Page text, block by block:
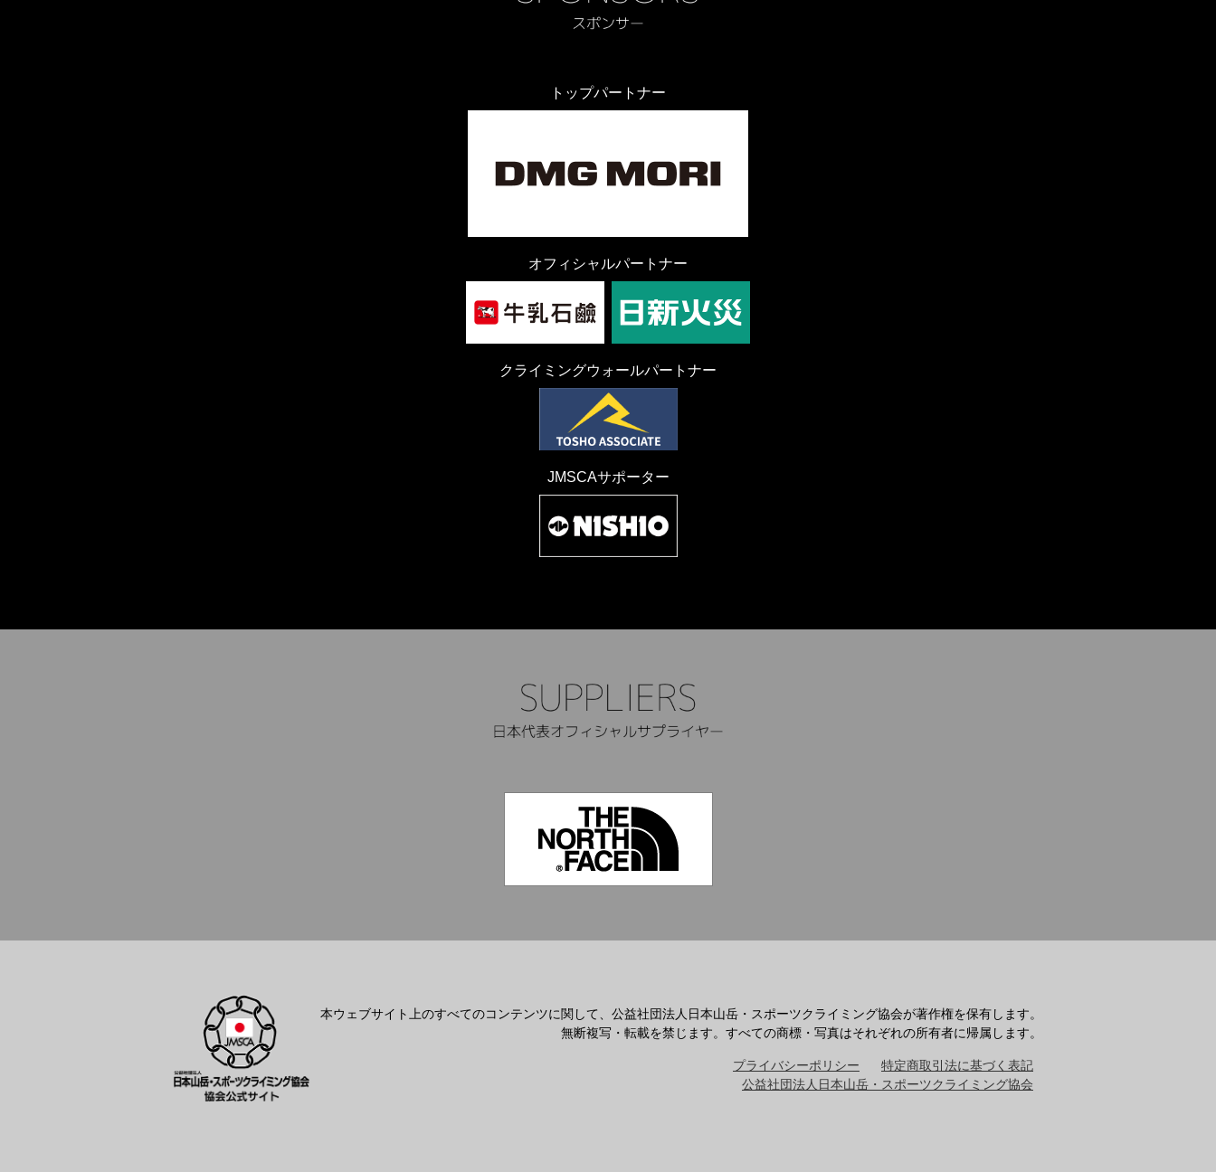
トップパートナー
オフィシャルパートナー
クライミングウォールパートナー
JMSCAサポーター
本ウェブサイト上のすべてのコンテンツに関して、公益社団法人日本山岳・スポーツクライミング協会が著作権を保有します。
無断複写・転載を禁じます。すべての商標・写真はそれぞれの所有者に帰属します。
プライバシーポリシー
特定商取引法に基づく表記
公益社団法人日本山岳・スポーツクライミング協会